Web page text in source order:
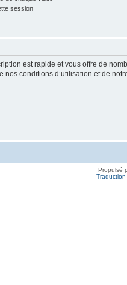
session
est rapide et vous offre de
conditions d’utilisation et de
Propulsé